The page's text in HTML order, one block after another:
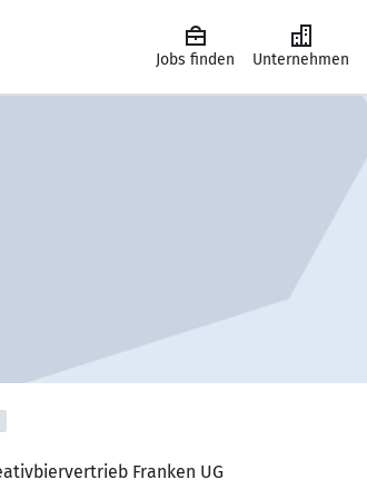
Jobs finden Unternehmen
Franken UG